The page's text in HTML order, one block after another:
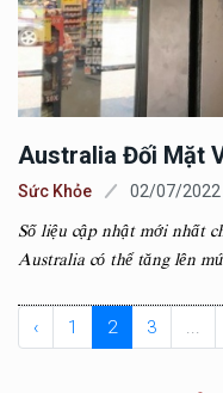
Australia Đối Mặt
Sức Khỏe 02/07/2022
Số liệu cập nhật mới nhất
Australia có thể tăng lên
‹ 1 2 3 ...